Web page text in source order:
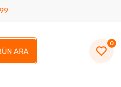
ARA
0